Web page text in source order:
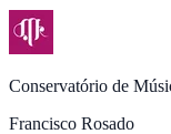
Conservatório de
Francisco Rosado